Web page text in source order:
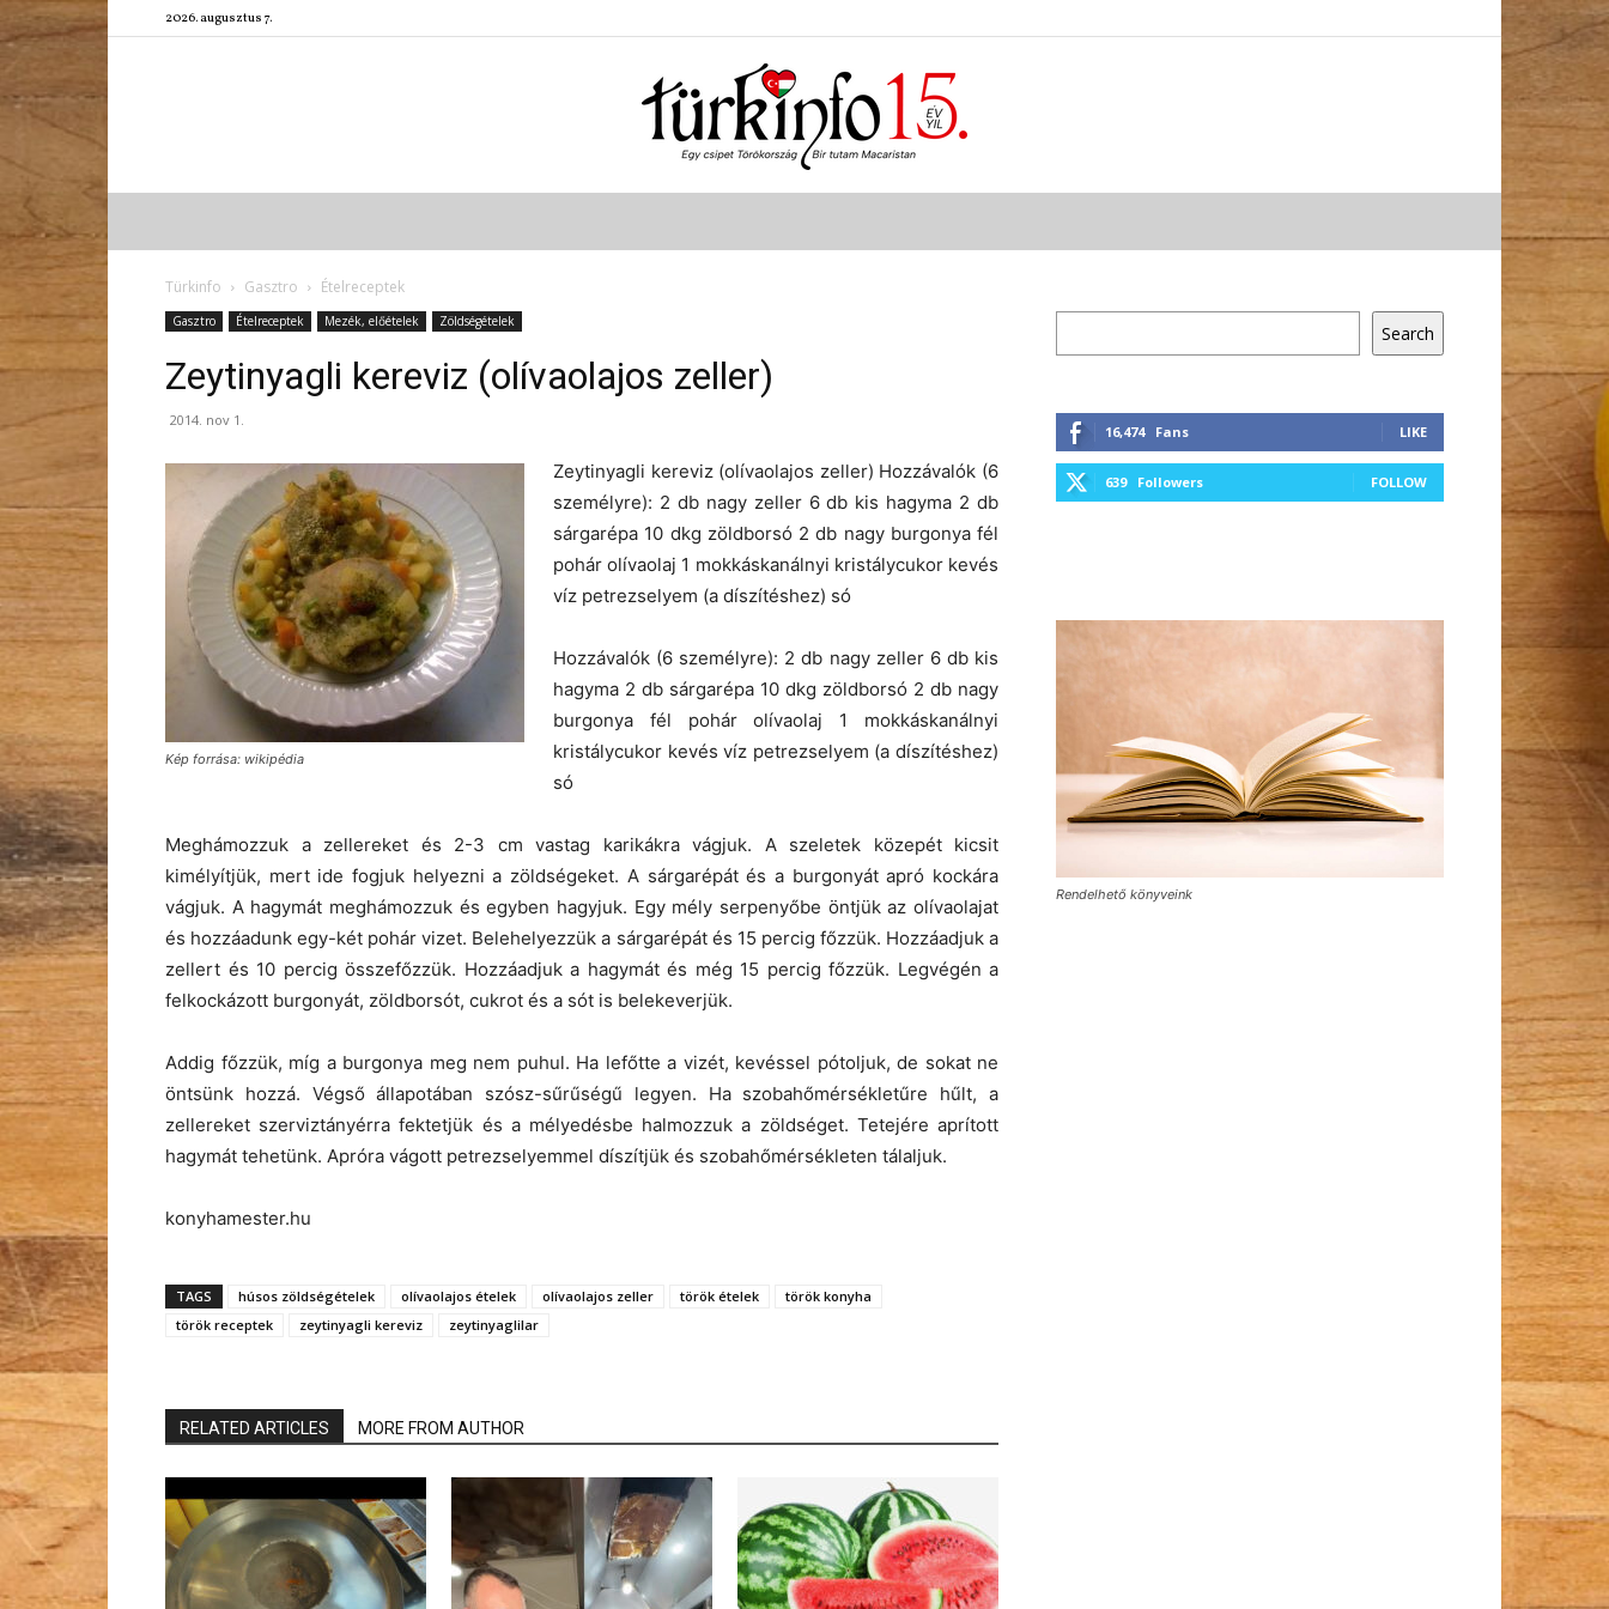
2026. augusztus 7.
Türkinfo
Türkinfo Gasztro Ételreceptek
Gasztro Ételreceptek Mezék, előételek Zöldségételek
Zeytinyagli kereviz (olívaolajos zeller)
2014. nov 1.
Kép forrása: wikipédia
Zeytinyagli kereviz (olívaolajos zeller) Hozzávalók (6
személyre): 2 db nagy zeller 6 db kis hagyma 2 db
sárgarépa 10 dkg zöldborsó 2 db nagy burgonya fél
pohár olívaolaj 1 mokkáskanálnyi kristálycukor kevés
víz petrezselyem (a díszítéshez) só
Hozzávalók (6 személyre): 2 db nagy zeller 6 db kis
hagyma 2 db sárgarépa 10 dkg zöldborsó 2 db nagy
burgonya fél pohár olívaolaj 1 mokkáskanálnyi
kristálycukor kevés víz petrezselyem (a díszítéshez)
só
Meghámozzuk a zellereket és 2-3 cm vastag karikákra vágjuk. A szeletek közepét kicsit
kimélyítjük, mert ide fogjuk helyezni a zöldségeket. A sárgarépát és a burgonyát apró kockára
vágjuk. A hagymát meghámozzuk és egyben hagyjuk. Egy mély serpenyőbe öntjük az olívaolajat
és hozzáadunk egy-két pohár vizet. Belehelyezzük a sárgarépát és 15 percig főzzük. Hozzáadjuk a
zellert és 10 percig összefőzzük. Hozzáadjuk a hagymát és még 15 percig főzzük. Legvégén a
felkockázott burgonyát, zöldborsót, cukrot és a sót is belekeverjük.
Addig főzzük, míg a burgonya meg nem puhul. Ha lefőtte a vizét, kevéssel pótoljuk, de sokat ne
öntsünk hozzá. Végső állapotában szósz-sűrűségű legyen. Ha szobahőmérsékletűre hűlt, a
zellereket szerviztányérra fektetjük és a mélyedésbe halmozzuk a zöldséget. Tetejére aprított
hagymát tehetünk. Apróra vágott petrezselyemmel díszítjük és szobahőmérsékleten tálaljuk.
konyhamester.hu
TAGS húsos zöldségételek olívaolajos ételek olívaolajos zeller török ételek
török konyha
török receptek
zeytinyagli kereviz zeytinyaglilar
RELATED ARTICLES MORE FROM AUTHOR
Search
16,474 Fans LIKE
639 Followers FOLLOW
Rendelhető könyveink